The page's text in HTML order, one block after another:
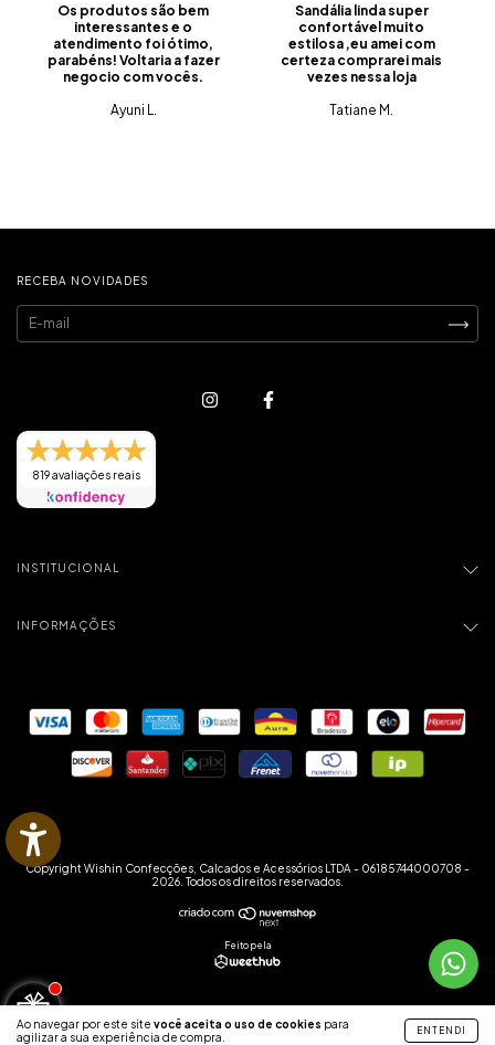
Ao navegar por este site você aceita o uso de cookies para
agilizar a sua experiência de compra.
ENTENDI
Os produtos são bem
interessantes e o
atendimento foi ótimo,
parabéns! Voltaria a fazer
negocio com vocês.
Ayuni L.
Sandália linda super
confortável muito
estilosa ,eu amei com
certeza comprarei mais
vezes nessa loja
Tatiane M.
RECEBA NOVIDADES
819 avaliações reais
INSTITUCIONAL
INFORMAÇÕES
Copyright Wishin Confecções, Calcados e Acessórios LTDA - 06185744000708 -
2026. Todos os direitos reservados.
Feito pela